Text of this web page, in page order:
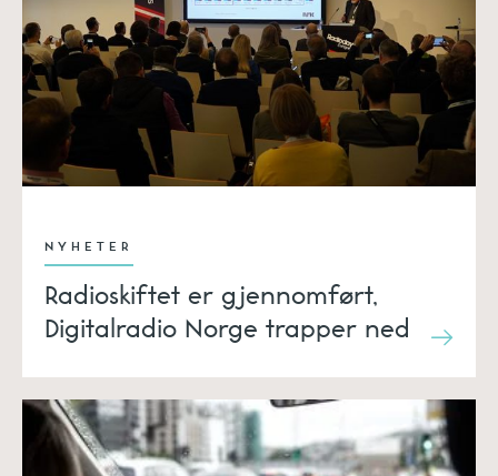
NYHETER
Radioskiftet er gjennomført,
Digitalradio Norge trapper ned